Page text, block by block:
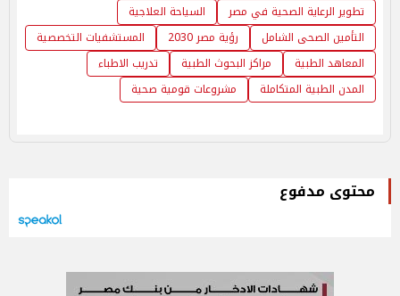
تطوير الرعاية الصحية في مصر
السياحة العلاجية
التأمين الصحى الشامل
رؤية مصر 2030
المستشفيات التخصصية
المعاهد الطبية
مراكز البحوث الطبية
تدريب الاطباء
المدن الطبية المتكاملة
مشروعات قومية صحية
محتوى مدفوع